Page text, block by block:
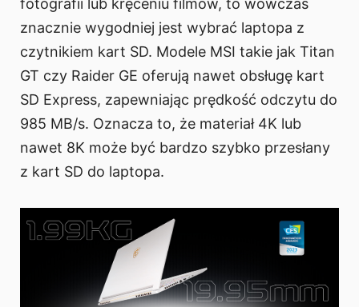
fotografii lub kręceniu filmów, to wówczas
znacznie wygodniej jest wybrać laptopa z
czytnikiem kart SD. Modele MSI takie jak Titan
GT czy Raider GE oferują nawet obsługę kart
SD Express, zapewniając prędkość odczytu do
985 MB/s. Oznacza to, że materiał 4K lub
nawet 8K może być bardzo szybko przesłany
z kart SD do laptopa.